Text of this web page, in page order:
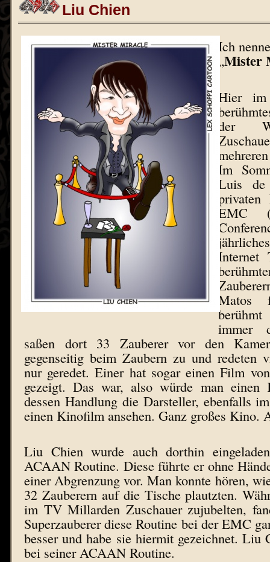
Liu Chien
Ich
„Mister
Hier
der
Im
Luis
EMC
Matos
immer
saßen dort 33 Zauberer vor den
gegenseitig beim Zaubern zu und redeten
nur geredet. Einer hat sogar einen Film
gezeigt. Das war, also würde man einen
dessen Handlung die Darsteller, ebenfalls
einen Kinofilm ansehen. Ganz großes Kino.
Liu Chien wurde auch dorthin
ACAAN Routine. Diese führte er ohne
einer Abgrenzung vor. Man konnte hören,
32 Zauberern auf die Tische plautzten.
im TV Millarden Zuschauer zujubelten,
Superzauberer diese Routine bei der EMC
besser und habe sie hiermit gezeichnet.
bei seiner ACAAN Routine.